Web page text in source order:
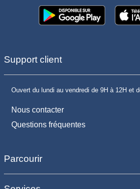
Support client
Ouvert du lundi au vendredi de 9H à 12H et
Nous contacter
Questions fréquentes
Parcourir